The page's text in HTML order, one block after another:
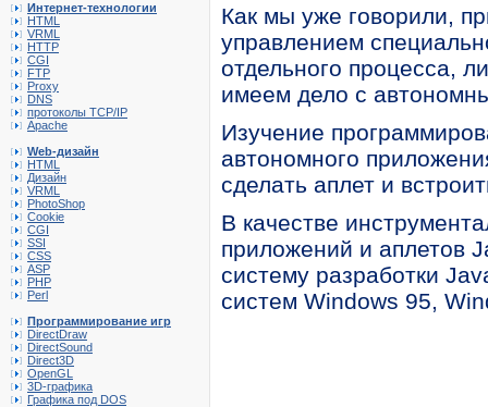
Интернет-технологии
HTML
VRML
HTTP
CGI
FTP
Proxy
DNS
протоколы TCP/IP
Apache
Web-дизайн
HTML
Дизайн
VRML
PhotoShop
Cookie
CGI
SSI
CSS
ASP
PHP
Perl
Программирование игр
DirectDraw
DirectSound
Direct3D
OpenGL
3D-графика
Графика под DOS
Как мы уже говорили,
управлением
отдельного процесса,
имеем дело с
Изучение
автономного
сделать аплет и
В качестве
приложений и аплетов
систему разработки
систем Windows 95,